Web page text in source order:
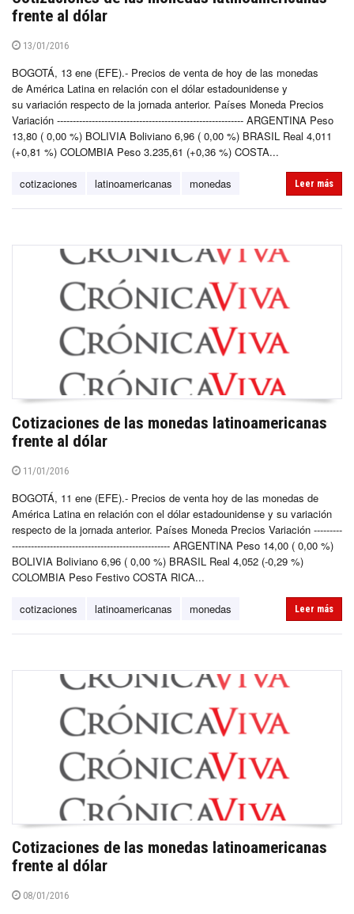
frente al dólar
13/01/2016
BOGOTÁ, 13 ene (EFE).- Precios de venta de hoy de las monedas
de América Latina en relación con el dólar estadounidense y
su variación respecto de la jornada anterior. Países Moneda Precios
Variación ----------------------------------------------------------- ARGENTINA Peso
13,80 ( 0,00 %) BOLIVIA Boliviano 6,96 ( 0,00 %) BRASIL Real 4,011
(+0,81 %) COLOMBIA Peso 3.235,61 (+0,36 %) COSTA...
cotizaciones latinoamericanas monedas Leer más
Cotizaciones de las monedas latinoamericanas
frente al dólar
11/01/2016
BOGOTÁ, 11 ene (EFE).- Precios de venta hoy de las monedas de
América Latina en relación con el dólar estadounidense y su variación
respecto de la jornada anterior. Países Moneda Precios Variación ---------
-------------------------------------------------- ARGENTINA Peso 14,00 ( 0,00 %)
BOLIVIA Boliviano 6,96 ( 0,00 %) BRASIL Real 4,052 (-0,29 %)
COLOMBIA Peso Festivo COSTA RICA...
cotizaciones latinoamericanas monedas Leer más
Cotizaciones de las monedas latinoamericanas
frente al dólar
08/01/2016